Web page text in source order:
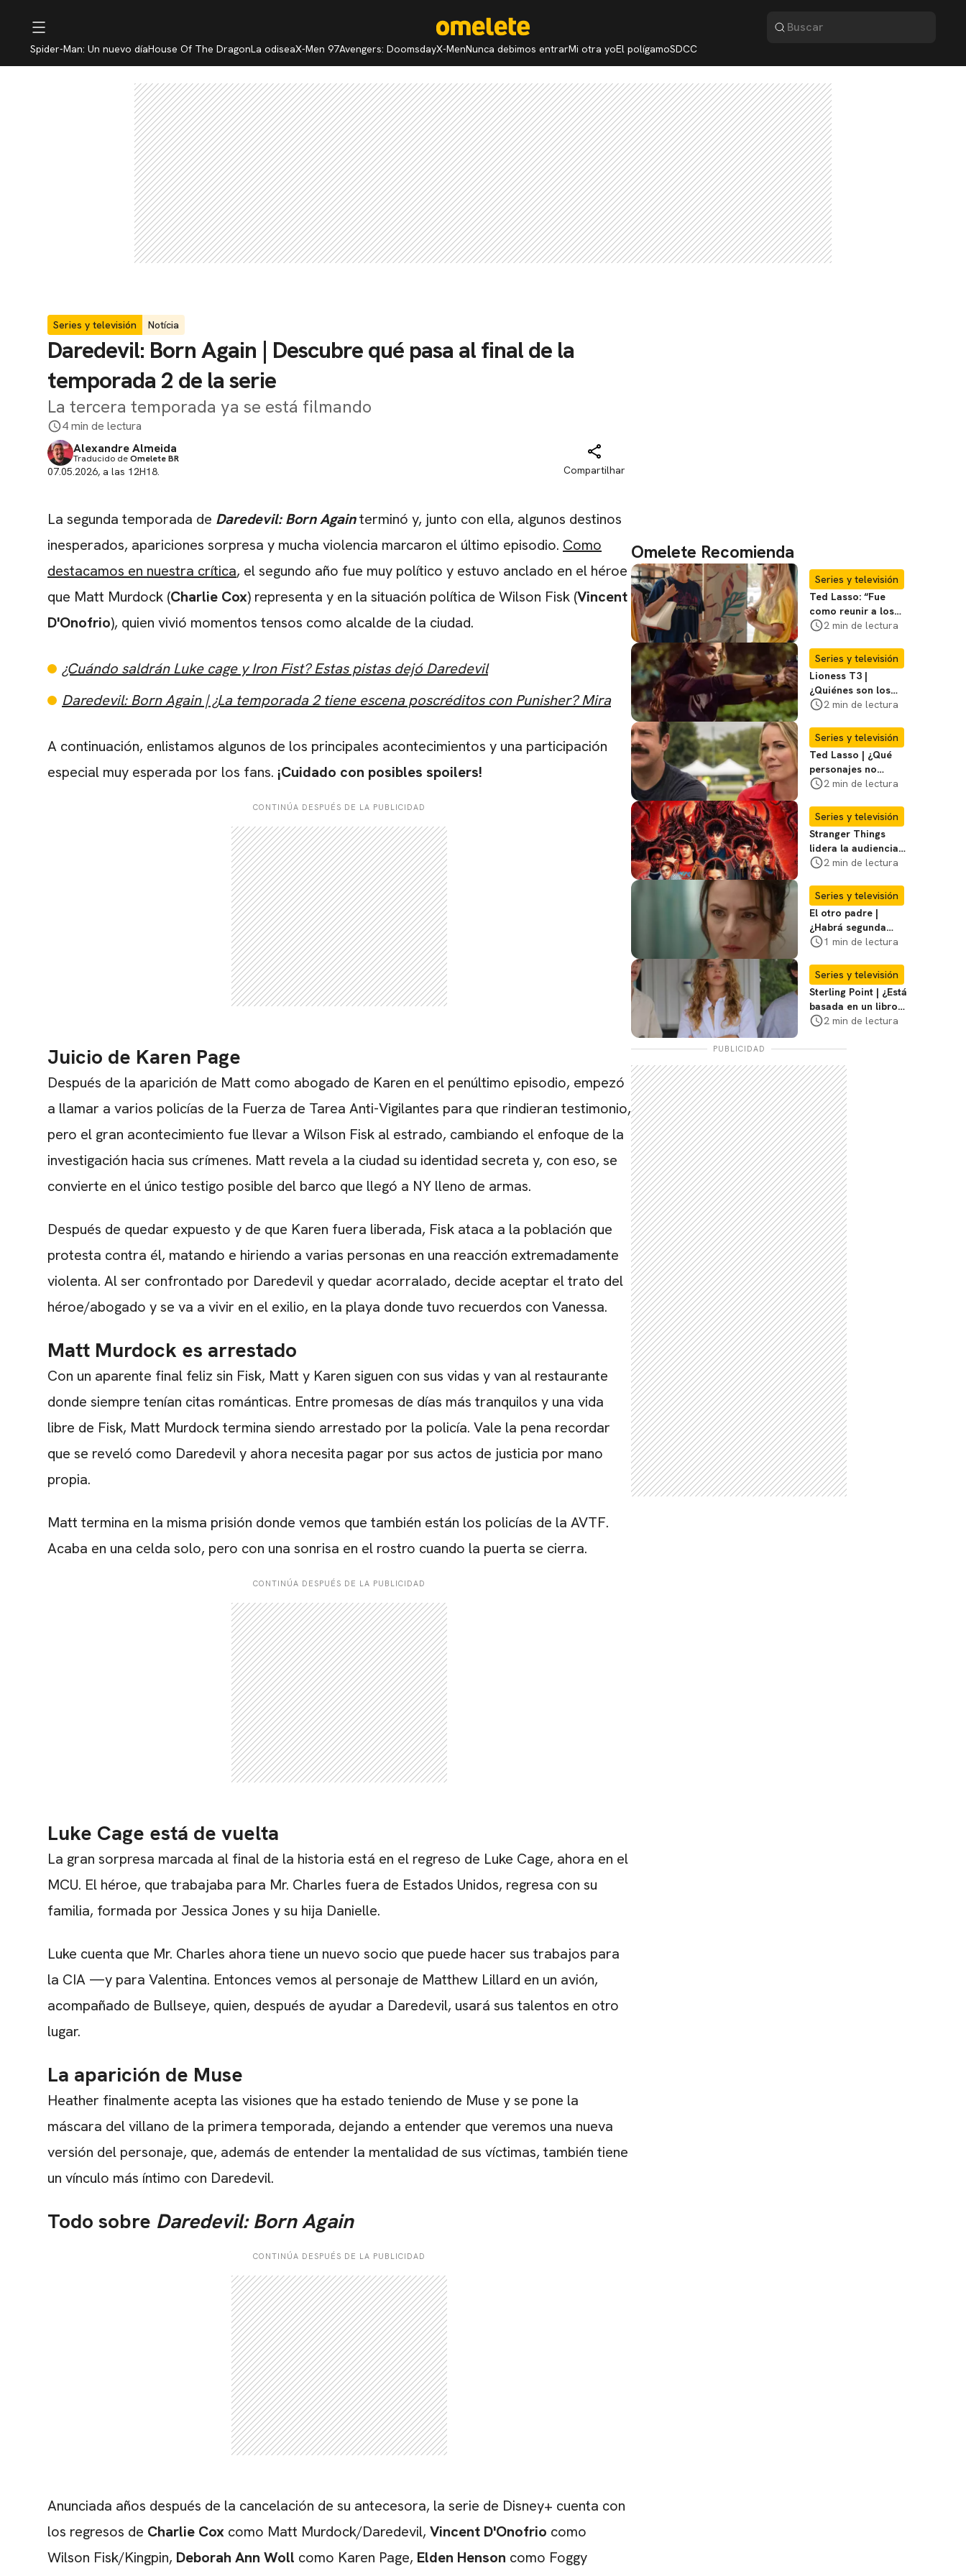
Spider-Man: Un nuevo díaHouse Of The DragonLa odiseaX-Men 97Avengers: DoomsdayX-MenNunca debimos entrarMi otra yoEl polígamoSDCC
Series y televisión Notícia
Daredevil: Born Again | Descubre qué pasa al final de la
temporada 2 de la serie
La tercera temporada ya se está filmando
4 min de lectura
Alexandre Almeida
Traducido deOmelete BR
07.05.2026, a las 12H18. Compartilhar
La segunda temporada de Daredevil: Born Againterminó y, junto con ella, algunos destinos
inesperados, apariciones sorpresa y mucha violencia marcaron el último episodio. Como
destacamos en nuestra crítica, el segundo año fue muy político y estuvo anclado en el héroe
que Matt Murdock (Charlie Cox) representa y en la situación política de Wilson Fisk (Vincent
D'Onofrio), quien vivió momentos tensos como alcalde de la ciudad.
¿Cuándo saldrán Luke cage y Iron Fist? Estas pistas dejó Daredevil
Daredevil: Born Again | ¿La temporada 2 tiene escena poscréditos con Punisher? Mira
A continuación, enlistamos algunos de los principales acontecimientos y una participación
especial muy esperada por los fans. ¡Cuidado con posibles spoilers!
CONTINÚA DESPUÉS DE LA PUBLICIDAD
Juicio de Karen Page
Después de la aparición de Matt como abogado de Karen en el penúltimo episodio, empezó
a llamar a varios policías de la Fuerza de Tarea Anti-Vigilantes para que rindieran testimonio,
pero el gran acontecimiento fue llevar a Wilson Fisk al estrado, cambiando el enfoque de la
investigación hacia sus crímenes. Matt revela a la ciudad su identidad secreta y, con eso, se
convierte en el único testigo posible del barco que llegó a NY lleno de armas.
Después de quedar expuesto y de que Karen fuera liberada, Fisk ataca a la población que
protesta contra él, matando e hiriendo a varias personas en una reacción extremadamente
violenta. Al ser confrontado por Daredevil y quedar acorralado, decide aceptar el trato del
héroe/abogado y se va a vivir en el exilio, en la playa donde tuvo recuerdos con Vanessa.
Matt Murdock es arrestado
Con un aparente final feliz sin Fisk, Matt y Karen siguen con sus vidas y van al restaurante
donde siempre tenían citas románticas. Entre promesas de días más tranquilos y una vida
libre de Fisk, Matt Murdock termina siendo arrestado por la policía. Vale la pena recordar
que se reveló como Daredevil y ahora necesita pagar por sus actos de justicia por mano
propia.
Matt termina en la misma prisión donde vemos que también están los policías de la AVTF.
Acaba en una celda solo, pero con una sonrisa en el rostro cuando la puerta se cierra.
CONTINÚA DESPUÉS DE LA PUBLICIDAD
Luke Cage está de vuelta
La gran sorpresa marcada al final de la historia está en el regreso de Luke Cage, ahora en el
MCU. El héroe, que trabajaba para Mr. Charles fuera de Estados Unidos, regresa con su
familia, formada por Jessica Jones y su hija Danielle.
Luke cuenta que Mr. Charles ahora tiene un nuevo socio que puede hacer sus trabajos para
la CIA —y para Valentina. Entonces vemos al personaje de Matthew Lillard en un avión,
acompañado de Bullseye, quien, después de ayudar a Daredevil, usará sus talentos en otro
lugar.
La aparición de Muse
Heather finalmente acepta las visiones que ha estado teniendo de Muse y se pone la
máscara del villano de la primera temporada, dejando a entender que veremos una nueva
versión del personaje, que, además de entender la mentalidad de sus víctimas, también tiene
un vínculo más íntimo con Daredevil.
Todo sobre Daredevil: Born Again
CONTINÚA DESPUÉS DE LA PUBLICIDAD
Anunciada años después de la cancelación de su antecesora, la serie de Disney+ cuenta con
los regresos de Charlie Cox como Matt Murdock/Daredevil, Vincent D'Onofrio como
Wilson Fisk/Kingpin, Deborah Ann Woll como Karen Page, Elden Henson como Foggy
Omelete Recomienda
Series y televisión
Ted Lasso: “Fue
como reunir a los
Vengadores”, dice
regreso para la 4ª
temporada
2 min de lectura
Series y televisión
Lioness T3 |
¿Quiénes son los
hombres que
su casa?
2 min de lectura
Series y televisión
Ted Lasso | ¿Qué
personajes no
regresan en la
contamos
2 min de lectura
Series y televisión
Stranger Things
lidera la audiencia
del primer semestre
2 min de lectura
Series y televisión
El otro padre |
¿Habrá segunda
temporada de la
Navarro?
1 min de lectura
Series y televisión
Sterling Point | ¿Está
basada en un libro o
en una historia
2 min de lectura
PUBLICIDAD
CARREGANDO PUBLICIDADE